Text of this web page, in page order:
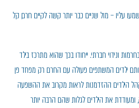
עליו – מול שניים כבר יותר קשה לקיים חרם, קל
ונידוי חברתי. ייחודו בכך שהוא מתרכז בילד
ילדים המשתפים פעולה עם החרם רק מפחד פן
הילדים ההזדמנות לראות מקרוב את ההשפעה
את הילדים לגלות שהם הרבה יותר